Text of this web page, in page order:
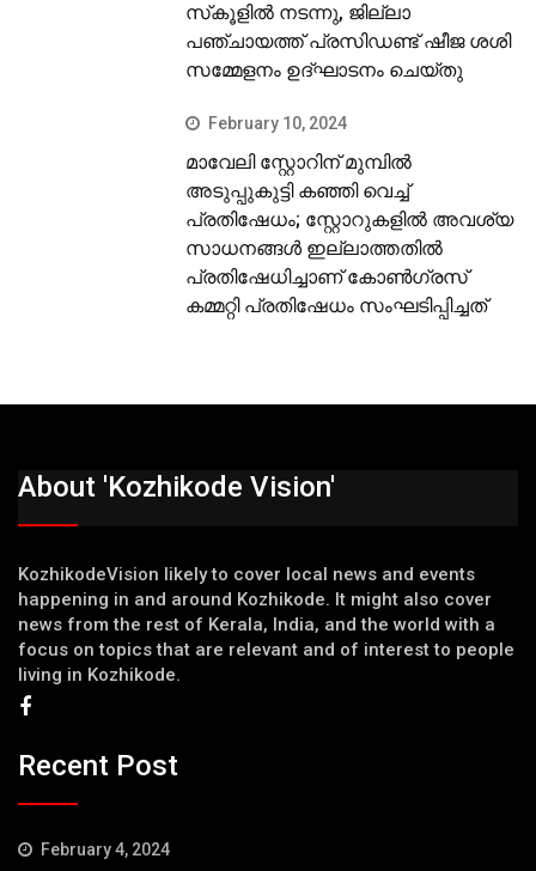
സ്‌കൂളില്‍ നടന്നു, ജില്ലാ
പഞ്ചായത്ത് പ്രസിഡണ്ട് ഷീജ ശശി
സമ്മേളനം ഉദ്ഘാടനം ചെയ്തു
February 10, 2024
മാവേലി സ്റ്റോറിന് മുമ്പില്‍
അടുപ്പുകുട്ടി കഞ്ഞി വെച്ച്
പ്രതിഷേധം; സ്റ്റോറുകളില്‍ അവശ്യ
സാധനങ്ങള്‍ ഇല്ലാത്തതില്‍
പ്രതിഷേധിച്ചാണ് കോണ്‍ഗ്രസ്
കമ്മറ്റി പ്രതിഷേധം സംഘടിപ്പിച്ചത്
About 'Kozhikode Vision'
KozhikodeVision likely to cover local news and events
happening in and around Kozhikode. It might also cover
news from the rest of Kerala, India, and the world with a
focus on topics that are relevant and of interest to people
living in Kozhikode.
Recent Post
February 4, 2024